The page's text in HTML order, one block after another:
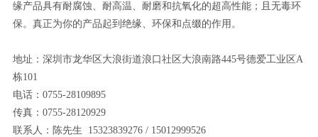
缘产品具有耐腐蚀、耐高温、耐磨和抗氧化的超高性能；且无毒环
保。真正为你的产品起到绝缘、环保和点缀的作用。
地址：深圳市龙华区大浪街道浪口社区大浪南路445号德爱工业区A
栋101
电话：0755-28109895
传真：0755-28120929
联系人：陈先生 15323839276 / 15012999526